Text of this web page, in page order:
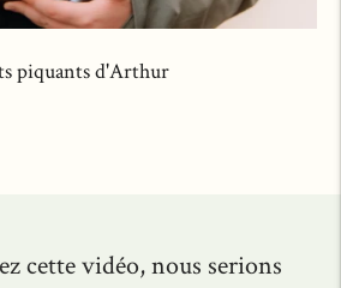
piquants d'Arthur
cette vidéo, nous serions